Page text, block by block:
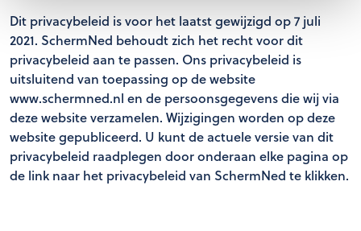
Dit privacybeleid is voor het laatst gewijzigd op 7 juli
2021. SchermNed behoudt zich het recht voor dit
privacybeleid aan te passen. Ons privacybeleid is
uitsluitend van toepassing op de website
www.schermned.nl en de persoonsgegevens die wij via
deze website verzamelen. Wijzigingen worden op deze
website gepubliceerd. U kunt de actuele versie van dit
privacybeleid raadplegen door onderaan elke pagina op
de link naar het privacybeleid van SchermNed te klikken.